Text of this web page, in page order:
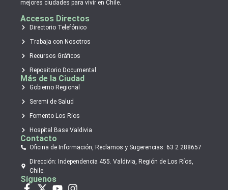
mejores ciudades para vivir en Chile.
Accesos Directos
Directorio Telefónico
Trabaja con Nosotros
Recursos Gráficos
Repositorio Documental
Más de la Ciudad
Gobierno Regional
Seremi de Salud
Fomento Los Ríos
Hospital Base Valdivia
Contacto
Oficina de Información, Reclamos y Sugerencias: 63 2 288657
Dirección: Independencia 455. Valdivia, Región de Los Ríos,
Chile.
Síguenos